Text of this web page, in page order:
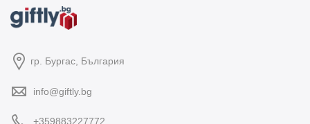
гр. Бургас, България
info@giftly.bg
+359883227772